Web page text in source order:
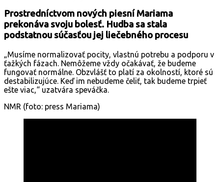
Prostredníctvom nových piesní Mariama
prekonáva svoju bolesť. Hudba sa stala
podstatnou súčasťou jej liečebného procesu
„Musíme normalizovať pocity, vlastnú potrebu a podporu v
ťažkých fázach. Nemôžeme vždy očakávať, že budeme
fungovať normálne. Obzvlášť to platí za okolností, ktoré sú
destabilizujúce. Keď im nebudeme čeliť, tak budeme trpieť
ešte viac,“ uzatvára speváčka.
NMR (foto: press Mariama)